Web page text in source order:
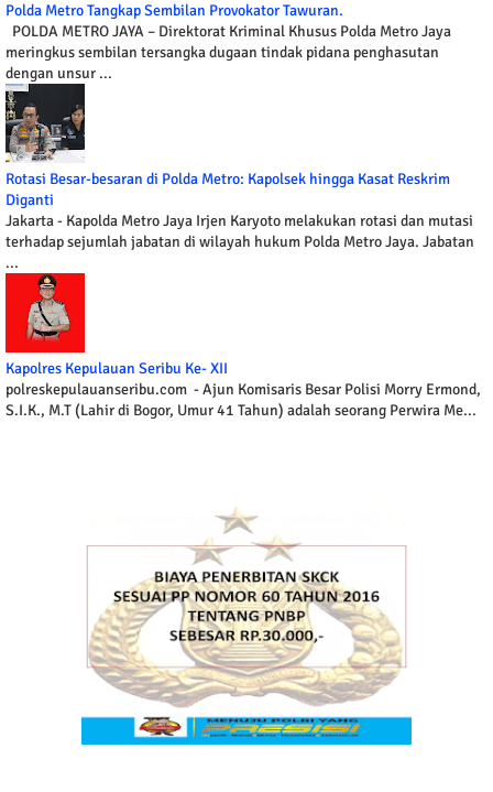
Polda Metro Tangkap Sembilan Provokator Tawuran.
POLDA METRO JAYA – Direktorat Kriminal Khusus Polda Metro Jaya
meringkus sembilan tersangka dugaan tindak pidana penghasutan
dengan unsur ...
Rotasi Besar-besaran di Polda Metro: Kapolsek hingga Kasat Reskrim
Diganti
Jakarta - Kapolda Metro Jaya Irjen Karyoto melakukan rotasi dan mutasi
terhadap sejumlah jabatan di wilayah hukum Polda Metro Jaya. Jabatan
...
Kapolres Kepulauan Seribu Ke- XII
polreskepulauanseribu.com - Ajun Komisaris Besar Polisi Morry Ermond,
S.I.K., M.T (Lahir di Bogor, Umur 41 Tahun) adalah seorang Perwira Me...